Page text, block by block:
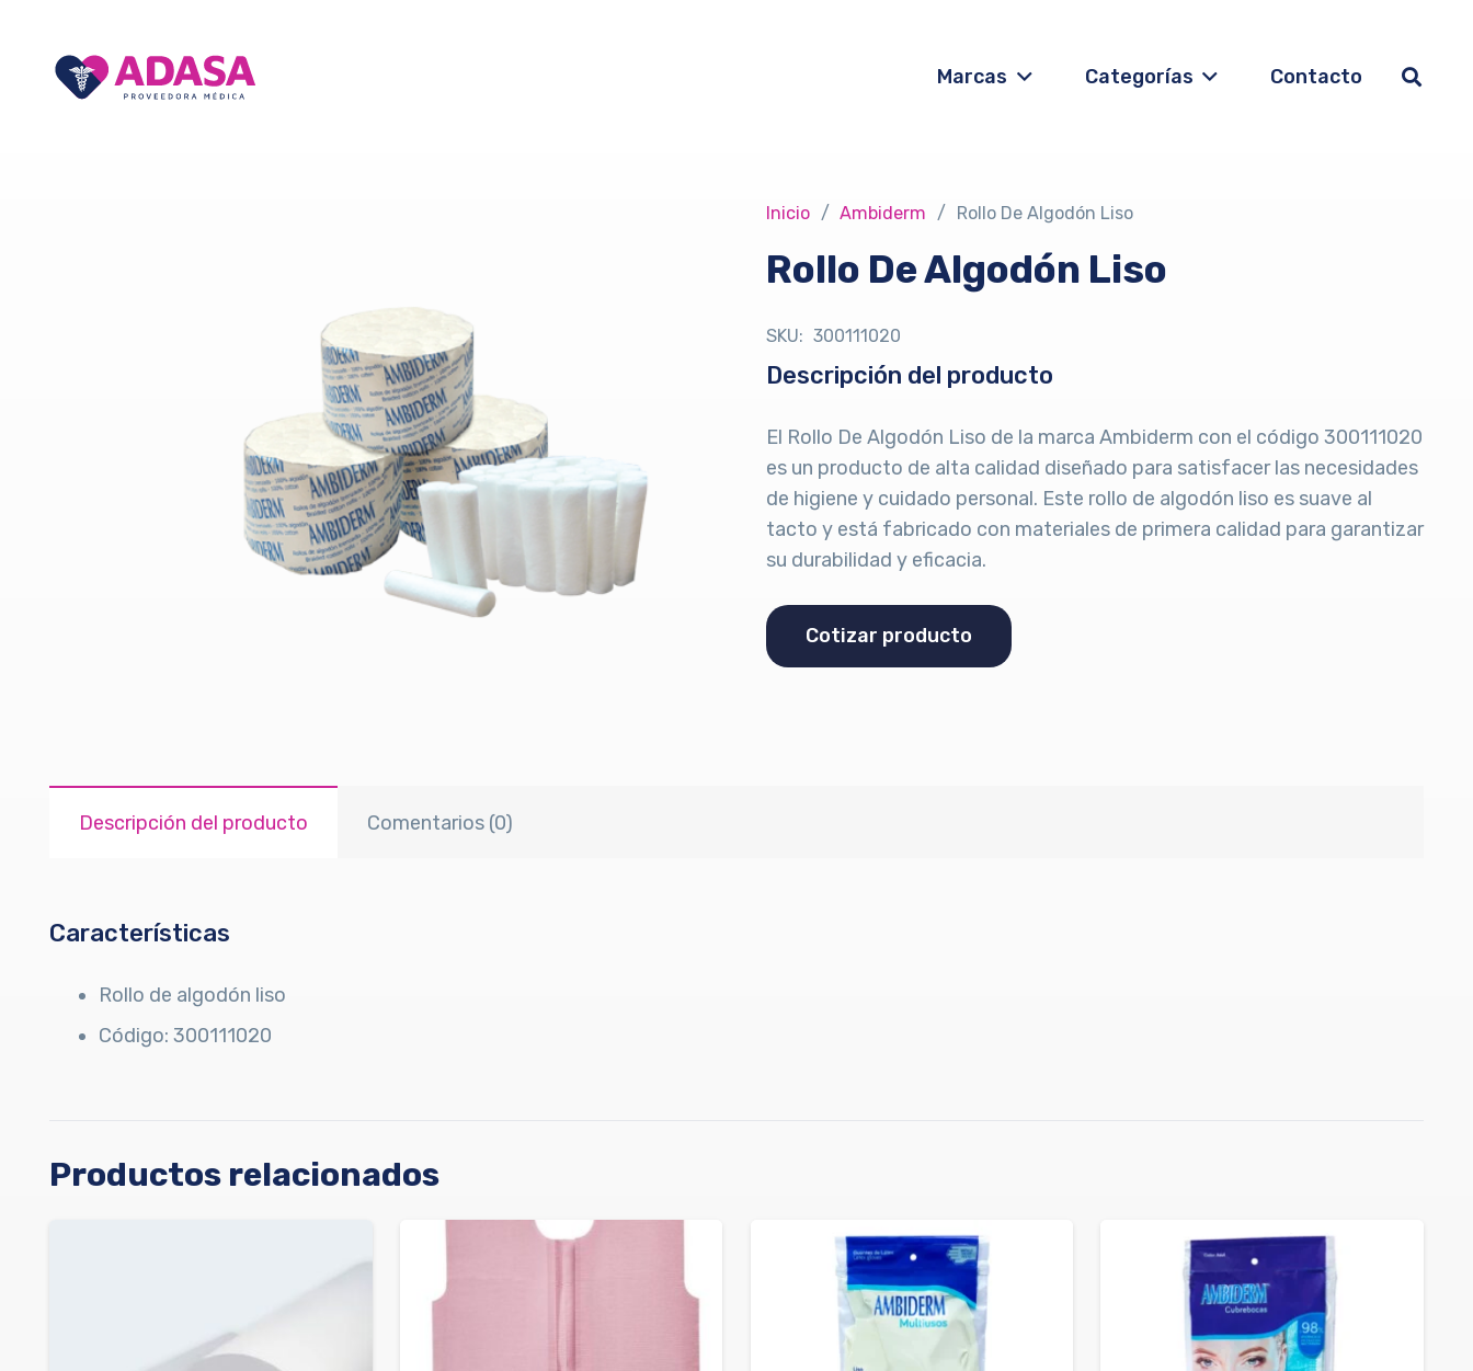
Marcas Categorías Contacto
Inicio / Ambiderm / Rollo De Algodón Liso
Rollo De Algodón Liso
SKU: 300111020
Descripción del producto
El Rollo De Algodón Liso de la marca Ambiderm con el código 300111020
es un producto de alta calidad diseñado para satisfacer las necesidades
de higiene y cuidado personal. Este rollo de algodón liso es suave al
tacto y está fabricado con materiales de primera calidad para garantizar
su durabilidad y eficacia.
Cotizar producto
Descripción del producto Comentarios (0)
Características
Rollo de algodón liso
Código: 300111020
Productos relacionados